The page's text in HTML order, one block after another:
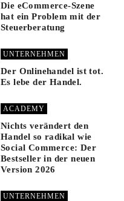
Die eCommerce-Szene
hat ein Problem mit der
Steuerberatung
UNTERNEHMEN
Der Onlinehandel ist tot.
Es lebe der Handel.
ACADEMY
Nichts verändert den
Handel so radikal wie
Social Commerce: Der
Bestseller in der neuen
Version 2026
UNTERNEHMEN